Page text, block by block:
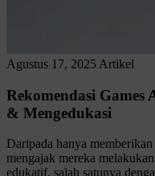
Agustus 17, 2025 Artikel
Rekomendasi
& Mengedukasi
Daripada hanya memberikan
mengajak mereka
edukatif, salah satunya